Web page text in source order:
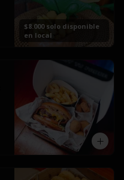
$8.000 solo disponible
en local